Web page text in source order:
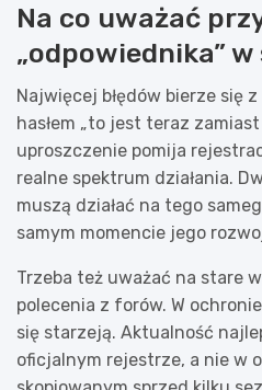
Na co uważać
„odpowiednika”
Najwięcej błędów bierze się
hasłem „to jest teraz zamiast
uproszczenie pomija
realne spektrum działania.
muszą działać na tego
samym momencie jego
Trzeba też uważać na stare
polecenia z forów. W
się starzeją. Aktualność
oficjalnym rejestrze, a nie w